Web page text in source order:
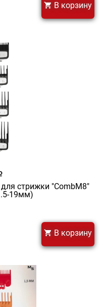
В корзину
стрижки "CombM8"
19мм)
В корзину